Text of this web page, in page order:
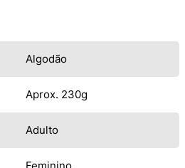
Algodão
Aprox. 230g
Adulto